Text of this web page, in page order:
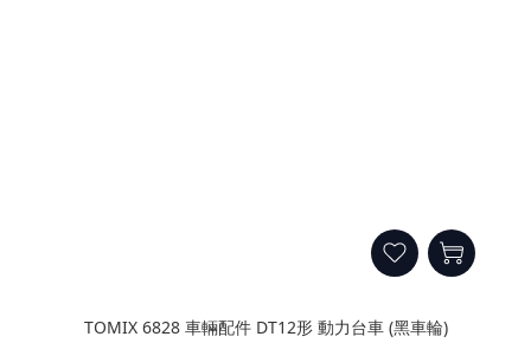
TOMIX 6828 車輛配件 DT12形 動力台車 (黑車輪)